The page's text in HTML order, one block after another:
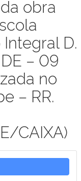
obra
D.
– 09
no
– RR.
CAIXA)